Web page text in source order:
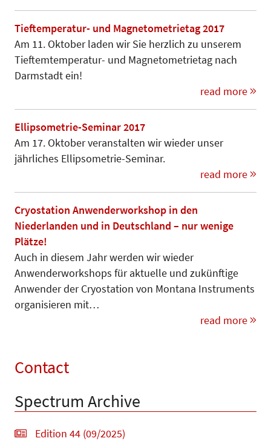
Tieftemperatur- und Magnetometrietag 2017
Am 11. Oktober laden wir Sie herzlich zu unserem
Tieftemtemperatur- und Magnetometrietag nach
Darmstadt ein!
read more
Ellipsometrie-Seminar 2017
Am 17. Oktober veranstalten wir wieder unser
jährliches Ellipsometrie-Seminar.
read more
Cryostation Anwenderworkshop in den
Niederlanden und in Deutschland – nur wenige
Plätze!
Auch in diesem Jahr werden wir wieder
Anwenderworkshops für aktuelle und zukünftige
Anwender der Cryostation von Montana Instruments
organisieren mit…
read more
Contact
Spectrum Archive
Edition 44 (09/2025)